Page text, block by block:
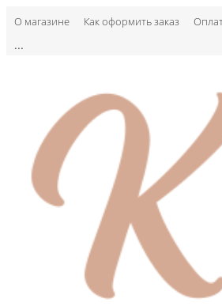
О магазине Как оформить заказ
...